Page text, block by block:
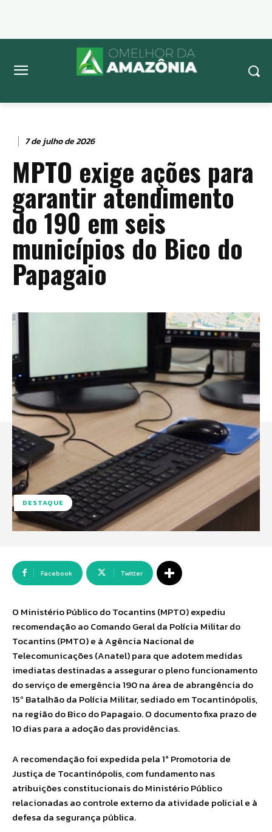
7 de julho de 2026
MPTO exige ações para
garantir atendimento
do 190 em seis
municípios do Bico do
Papagaio
DESTAQUE
Facebook Twitter
O Ministério Público do Tocantins (MPTO) expediu
recomendação ao Comando Geral da Polícia Militar do
Tocantins (PMTO) e à Agência Nacional de
Telecomunicações (Anatel) para que adotem medidas
imediatas destinadas a assegurar o pleno funcionamento
do serviço de emergência 190 na área de abrangência do
15º Batalhão da Polícia Militar, sediado em Tocantinópolis,
na região do Bico do Papagaio. O documento fixa prazo de
10 dias para a adoção das providências.
A recomendação foi expedida pela 1ª Promotoria de
Justiça de Tocantinópolis, com fundamento nas
atribuições constitucionais do Ministério Público
relacionadas ao controle externo da atividade policial e à
defesa da segurança pública.